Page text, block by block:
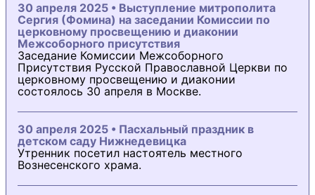
30 апреля 2025 • Выступление митрополита
Сергия (Фомина) на заседании Комиссии по
церковному просвещению и диаконии
Межсоборного присутствия
Заседание Комиссии Межсоборного
Присутствия Русской Православной Церкви по
церковному просвещению и диаконии
состоялось 30 апреля в Москве.
30 апреля 2025 • Пасхальный праздник в
детском саду Нижнедевицка
Утренник посетил настоятель местного
Вознесенского храма.